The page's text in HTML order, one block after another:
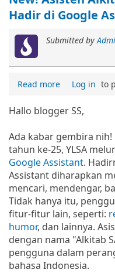
Hadir di Google
Submitted by
Read more Log in to
Hallo blogger SS,
Ada kabar gembira
tahun ke-25, YLSA
Google Assistant.
Assistant diharapkan
mencari, mendengar,
Tidak hanya itu,
fitur-fitur lain, seperti:
humor, dan lainnya.
dengan nama "Alkitab
pengguna dalam
bahasa Indonesia.